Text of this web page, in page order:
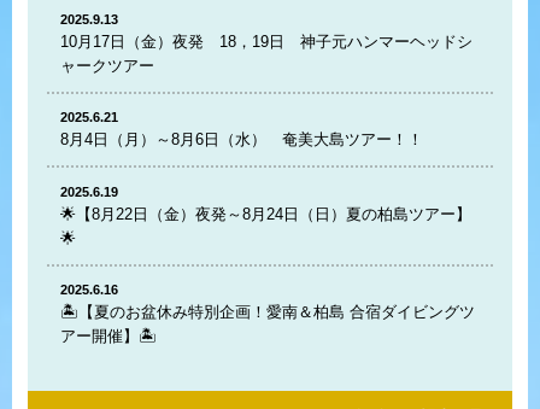
2025.9.13
10月17日（金）夜発 18，19日 神子元ハンマーヘッドシ
ャークツアー
2025.6.21
8月4日（月）～8月6日（水） 奄美大島ツアー！！
2025.6.19
🌟【8月22日（金）夜発～8月24日（日）夏の柏島ツアー】
🌟
2025.6.16
🏝️【夏のお盆休み特別企画！愛南＆柏島 合宿ダイビングツ
アー開催】🏝️